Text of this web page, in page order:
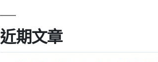
近期文章